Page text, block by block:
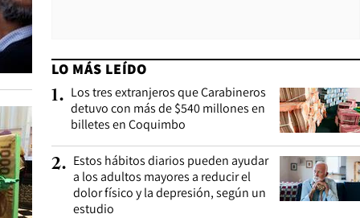
LO MÁS LEÍDO
1. Los tres extranjeros que Carabineros
detuvo con más de $540 millones en
billetes en Coquimbo
2. Estos hábitos diarios pueden ayudar
a los adultos mayores a reducir el
dolor físico y la depresión, según un
estudio